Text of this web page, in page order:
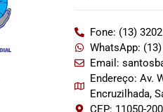
Fone: (13)
WhatsApp:
Email:
Endereço: Av.
Encruzilhada,
CEP: 11050-200